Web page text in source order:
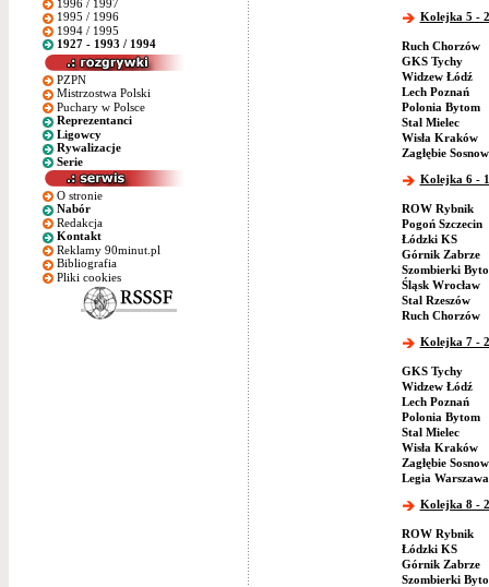
1996 / 1997
1995 / 1996
1994 / 1995
1927 - 1993 / 1994
PZPN
Mistrzostwa Polski
Puchary w Polsce
Reprezentanci
Ligowcy
Rywalizacje
Serie
O stronie
Nabór
Redakcja
Kontakt
Reklamy 90minut.pl
Bibliografia
Pliki cookies
Kolejka 5 -
Ruch Chorzów
GKS Tychy
Widzew Łódź
Lech Poznań
Polonia Bytom
Stal Mielec
Wisła Kraków
Zagłębie
Kolejka 6 -
ROW Rybnik
Pogoń Szczecin
Łódzki KS
Górnik Zabrze
Szombierki
Śląsk Wrocław
Stal Rzeszów
Ruch Chorzów
Kolejka 7 -
GKS Tychy
Widzew Łódź
Lech Poznań
Polonia Bytom
Stal Mielec
Wisła Kraków
Zagłębie
Legia Warszawa
Kolejka 8 -
ROW Rybnik
Łódzki KS
Górnik Zabrze
Szombierki